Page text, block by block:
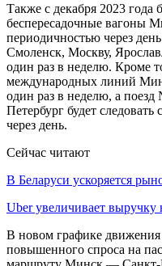
Также с декабря 2023 года
беспересадочные
периодичностью через
Смоленск, Москву,
один раз в неделю. Кроме
международных линий
один раз в неделю, а
Петербург будет
через день.
Сейчас читают
В Беларуси ускоряется
Uber увеличивает
В новом графике
повышенного спроса на